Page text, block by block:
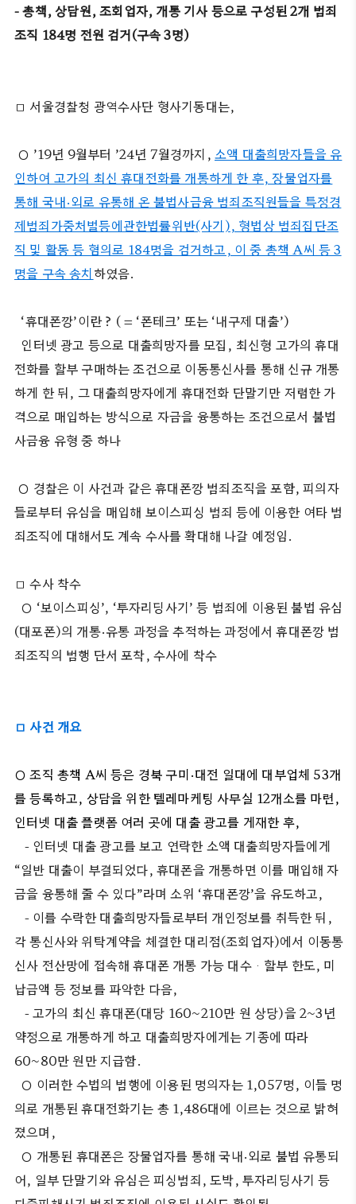
- 총책, 상담원, 조회업자, 개통 기사 등으로 구성된 2개 범죄
조직 184명 전원 검거(구속 3명)
□ 서울경찰청 광역수사단 형사기동대는,
○ ’19년 9월부터 ’24년 7월경까지, 소액 대출희망자들을 유
인하여 고가의 최신 휴대전화를 개통하게 한 후, 장물업자를
통해 국내·외로 유통해 온 불법사금융 범죄조직원들을 특정경
제범죄가중처벌등에관한법률위반(사기), 형법상 범죄집단조
직 및 활동 등 혐의로 184명을 검거하고, 이 중 총책 A씨 등 3
명을 구속 송치하였음.
‘휴대폰깡’이란 ? ( = ‘폰테크’ 또는 ‘내구제 대출’)
인터넷 광고 등으로 대출희망자를 모집, 최신형 고가의 휴대
전화를 할부 구매하는 조건으로 이동통신사를 통해 신규 개통
하게 한 뒤, 그 대출희망자에게 휴대전화 단말기만 저렴한 가
격으로 매입하는 방식으로 자금을 융통하는 조건으로서 불법
사금융 유형 중 하나
○ 경찰은 이 사건과 같은 휴대폰깡 범죄조직을 포함, 피의자
들로부터 유심을 매입해 보이스피싱 범죄 등에 이용한 여타 범
죄조직에 대해서도 계속 수사를 확대해 나갈 예정임.
□ 수사 착수
○ ‘보이스피싱’, ‘투자리딩사기’ 등 범죄에 이용된 불법 유심
(대포폰)의 개통·유통 과정을 추적하는 과정에서 휴대폰깡 범
죄조직의 범행 단서 포착, 수사에 착수
□ 사건 개요
○ 조직 총책 A씨 등은 경북 구미·대전 일대에 대부업체 53개
를 등록하고, 상담을 위한 텔레마케팅 사무실 12개소를 마련,
인터넷 대출 플랫폼 여러 곳에 대출 광고를 게재한 후,
- 인터넷 대출 광고를 보고 연락한 소액 대출희망자들에게
“일반 대출이 부결되었다, 휴대폰을 개통하면 이를 매입해 자
금을 융통해 줄 수 있다”라며 소위 ‘휴대폰깡’을 유도하고,
- 이를 수락한 대출희망자들로부터 개인정보를 취득한 뒤,
각 통신사와 위탁계약을 체결한 대리점(조회업자)에서 이동통
신사 전산망에 접속해 휴대폰 개통 가능 대수ㆍ할부 한도, 미
납금액 등 정보를 파악한 다음,
- 고가의 최신 휴대폰(대당 160~210만 원 상당)을 2~3년
약정으로 개통하게 하고 대출희망자에게는 기종에 따라
60~80만 원만 지급함.
○ 이러한 수법의 범행에 이용된 명의자는 1,057명, 이들 명
의로 개통된 휴대전화기는 총 1,486대에 이르는 것으로 밝혀
졌으며,
○ 개통된 휴대폰은 장물업자를 통해 국내·외로 불법 유통되
어, 일부 단말기와 유심은 피싱범죄, 도박, 투자리딩사기 등